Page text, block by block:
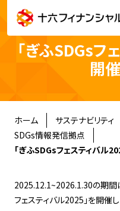
会社情報
株主・投資家情報
サステナビリティ
採用情報
「ぎふSDGsフ
開
ホーム サステナビリティ
SDGs情報発信拠点
「ぎふSDGsフェスティバル
2025.12.1~2026.1.30の期間
フェスティバル2025」を開催し